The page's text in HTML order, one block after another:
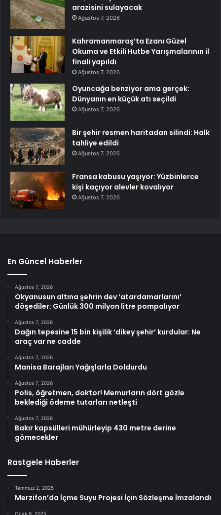
arazisini sulayacak
Ağustos 7, 2026
Kahramanmaraş’ta Ezanı Güzel
Okuma ve Etkili Hutbe Yarışmalarının il
finali yapıldı
Ağustos 7, 2026
Oyuncağa benziyor ama gerçek:
Dünyanın en küçük atı seçildi
Ağustos 7, 2026
Bir şehir resmen haritadan silindi: Halk
tahliye edildi
Ağustos 7, 2026
Fransa kabusu yaşıyor: Yüzbinlerce
kişi kaçıyor alevler kovalıyor
Ağustos 7, 2026
En Güncel Haberler
Ağustos 7, 2026
Okyanusun altına şehrin dev ‘atardamarlarını’
döşediler: Günlük 300 milyon litre pompalıyor
Ağustos 7, 2026
Dağın tepesine 15 bin kişilik ‘dikey şehir’ kurdular: Ne
araç var ne cadde
Ağustos 7, 2026
Manisa Barajları Yağışlarla Doldurdu
Ağustos 7, 2026
Polis, öğretmen, doktor! Memurların dört gözle
beklediği ödeme tutarları netleşti
Ağustos 7, 2026
Bakır kapsülleri mühürleyip 430 metre derine
gömecekler
Rastgele Haberler
Temmuz 2, 2025
Merzifon’da İçme Suyu Projesi İçin Sözleşme İmzalandı
Ocak 9, 2025